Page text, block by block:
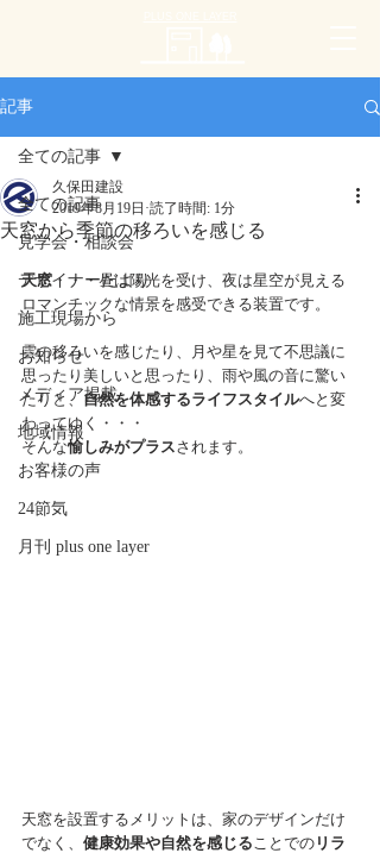
記事
全ての記事
見学会・相談会
デザイナーだより
施工現場から
お知らせ
メディア掲載
地域情報
お客様の声
24節気
月刊 plus one layer
全ての記事
天窓から季節の移ろいを感じる
久保田建設
2019年8月19日 読了時間: 1分
天窓・・・昼は陽光を受け、夜は星空が見える
ロマンチックな情景を感受できる装置です。
雲の移ろいを感じたり、月や星を見て不思議に
思ったり美しいと思ったり、雨や風の音に驚い
たりと、 自然を体感するライフスタイルへと変
わってゆく・・・
そんな愉しみがプラスされます。
天窓を設置するメリットは、家のデザインだけ
でなく、 健康効果や自然を感じることでの リラ